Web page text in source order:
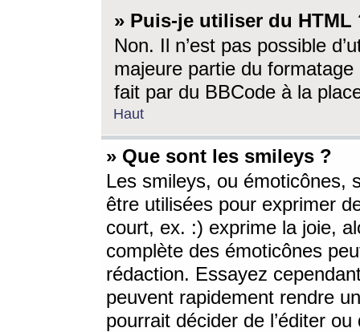
» Puis-je utiliser du HTML
Non. Il n’est pas possible
majeure partie du
fait par du BBCode à la
Haut
» Que sont les smileys ?
Les smileys, ou émoticônes,
être utilisées pour exprimer
court, ex. :) exprime la joie,
complète des émoticônes
rédaction. Essayez
peuvent rapidement rendre
pourrait décider de l’éditer